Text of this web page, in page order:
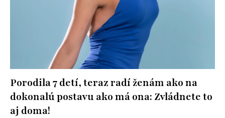
Porodila 7 detí, teraz radí ženám ako na
dokonalú postavu ako má ona: Zvládnete to
aj doma!